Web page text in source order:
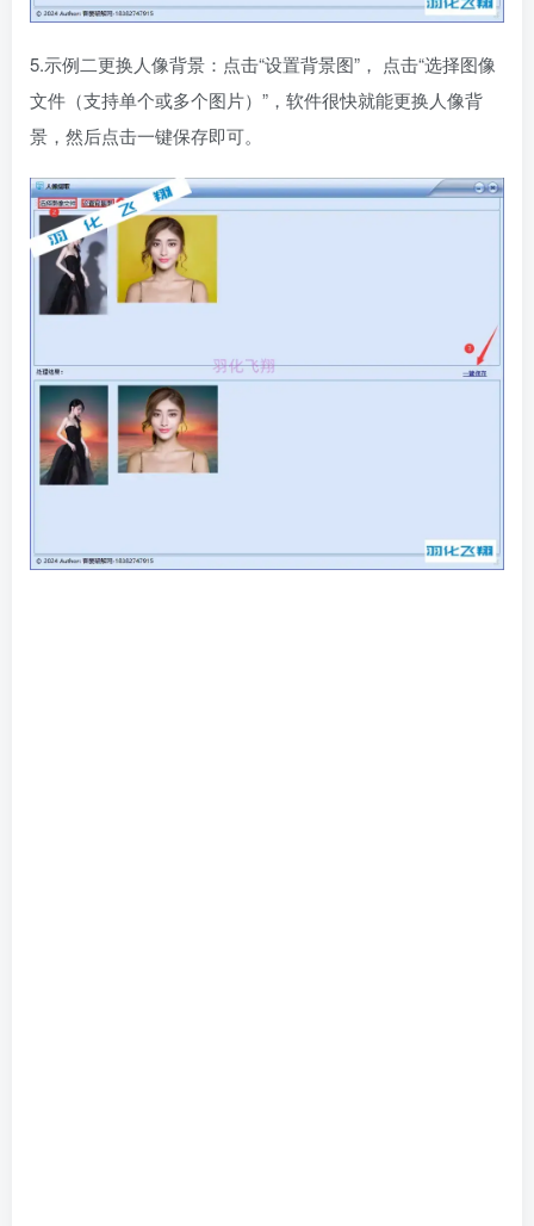
5.示例二更换人像背景：点击“设置背景图”， 点击“选择图像
文件（支持单个或多个图片）”，软件很快就能更换人像背
景，然后点击一键保存即可。